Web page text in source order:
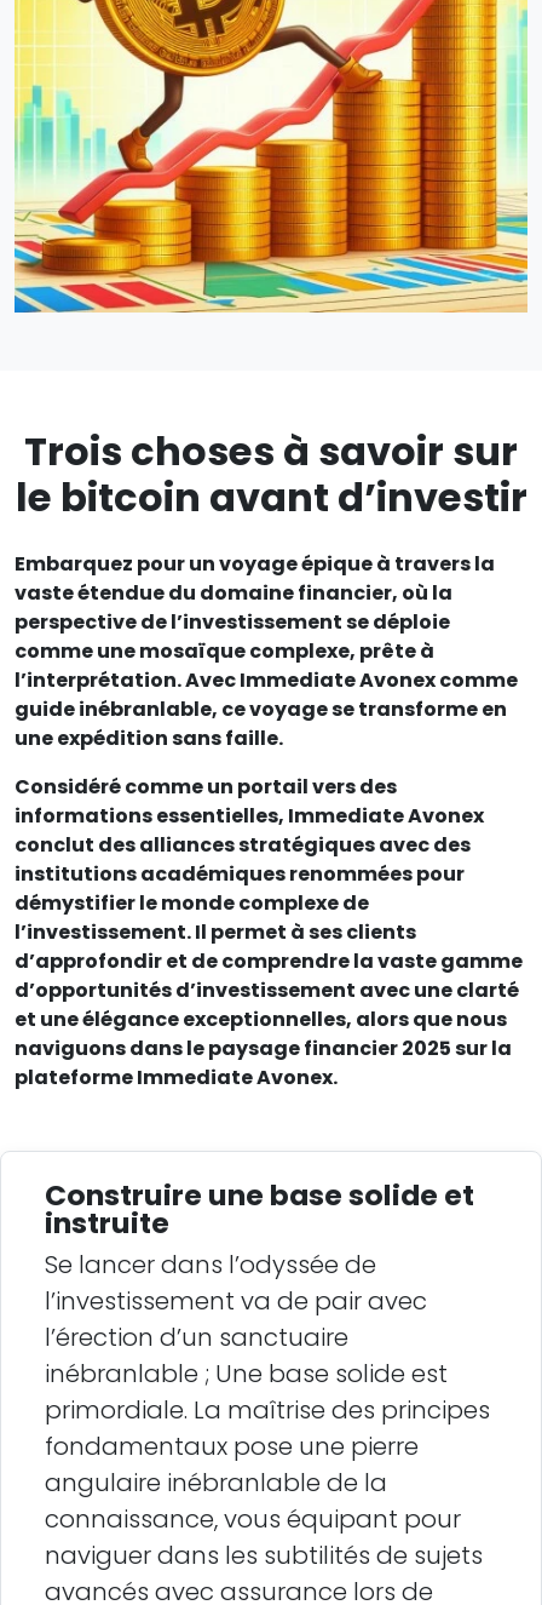
Trois choses à savoir sur
le bitcoin avant d’investir
Embarquez pour un voyage épique à travers la
vaste étendue du domaine financier, où la
perspective de l’investissement se déploie
comme une mosaïque complexe, prête à
l’interprétation. Avec Immediate Avonex comme
guide inébranlable, ce voyage se transforme en
une expédition sans faille.
Considéré comme un portail vers des
informations essentielles, Immediate Avonex
conclut des alliances stratégiques avec des
institutions académiques renommées pour
démystifier le monde complexe de
l’investissement. Il permet à ses clients
d’approfondir et de comprendre la vaste gamme
d’opportunités d’investissement avec une clarté
et une élégance exceptionnelles, alors que nous
naviguons dans le paysage financier 2025 sur la
plateforme Immediate Avonex.
Construire une base solide et
instruite
Se lancer dans l’odyssée de
l’investissement va de pair avec
l’érection d’un sanctuaire
inébranlable ; Une base solide est
primordiale. La maîtrise des principes
fondamentaux pose une pierre
angulaire inébranlable de la
connaissance, vous équipant pour
naviguer dans les subtilités de sujets
avancés avec assurance lors de